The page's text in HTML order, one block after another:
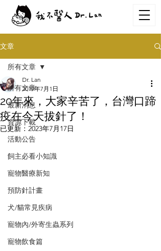
文章
所有文章
最新消息
資源下載
活動公告
飼主必看小知識
寵物醫療新知
預防針計畫
犬/貓常見疾病
寵物內/外寄生蟲系列
寵物飲食篇
所有文章
20年來，大家辛苦了，台灣口蹄
疫在今天拔針了！
Dr. Lan
2019年7月1日
已更新： 2023年7月17日